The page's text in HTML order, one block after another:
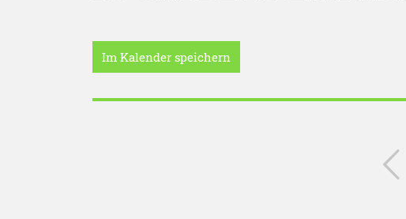
Im Kalender speichern